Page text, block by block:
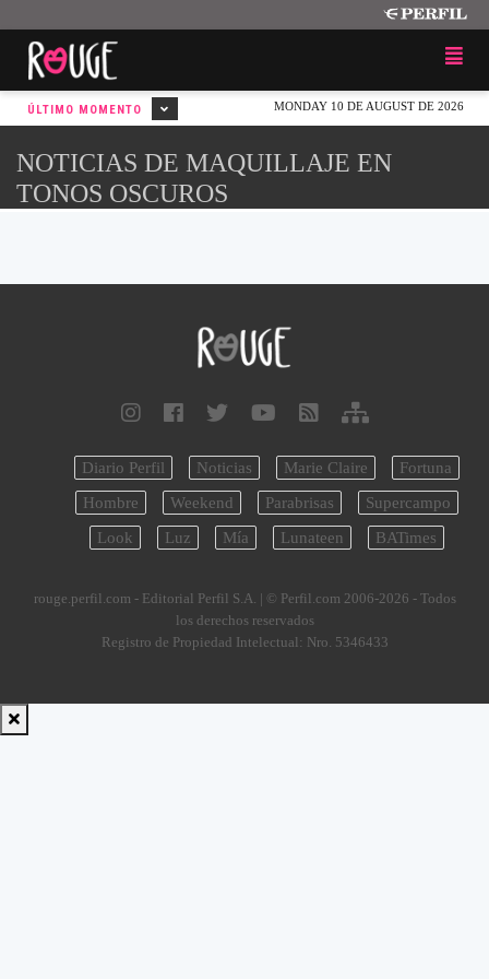
MONDAY 10 DE AUGUST DE 2026
ÚLTIMO MOMENTO
NOTICIAS DE MAQUILLAJE EN
TONOS OSCUROS
Diario Perfil Noticias Marie Claire
Fortuna
Hombre
Weekend Parabrisas
Supercampo
Look
Luz Mía Lunateen BATimes
rouge.perfil.com - Editorial Perfil S.A. | © Perfil.com 2006-2026 - Todos
los derechos reservados
Registro de Propiedad Intelectual: Nro. 5346433